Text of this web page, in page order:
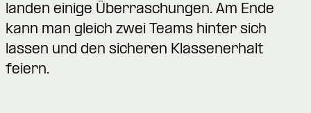
landen einige Überraschungen. Am Ende
kann man gleich zwei Teams hinter sich
lassen und den sicheren Klassenerhalt
feiern.